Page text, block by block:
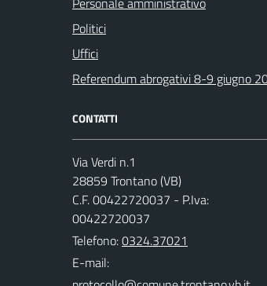
Politici
Uffici
Referendum abrogativi 8-9 giugno
CONTATTI
Via Verdi n.1
28859 Trontano (VB)
C.F. 00422720037 - P.Iva:
00422720037
Telefono:0324.37021
E-mail: